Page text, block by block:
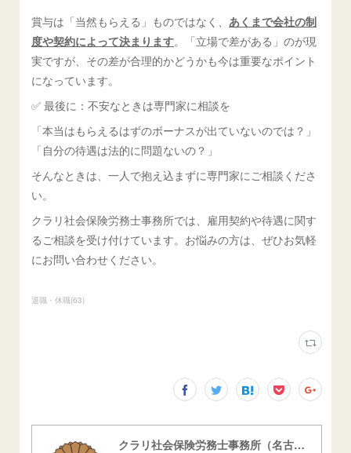
賞与は「当然もらえる」ものではなく、 あくまで会社の制
度や契約によって決まります。「立場で差がある」のが現
実ですが、その差が合理的かどうかも今は重要なポイント
になっています。
✅ 最後に：不安なときは専門家に相談を
「本当はもらえるはずのボーナスが出ていないのでは？」
「自分の待遇は法的に問題ないの？」
そんなときは、一人で抱え込まずに専門家にご相談くださ
い。
クラリ社会保険労務士事務所では、雇用契約や待遇に関す
るご相談を受け付けています。お悩みの方は、ぜひお気軽
にお問い合わせください。
退職・休職(63)
クラリ社会保険労務士事務所（名古屋西障害年金センター）